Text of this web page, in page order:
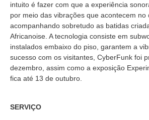
intuito é fazer com que a experiência
por meio das vibrações que acontecem no
acompanhando sobretudo as batidas
Africanoise. A tecnologia consiste em
instalados embaixo do piso, garantem a
sucesso com os visitantes, CyberFunk foi
dezembro, assim como a exposição
fica até 13 de outubro.
SERVIÇO